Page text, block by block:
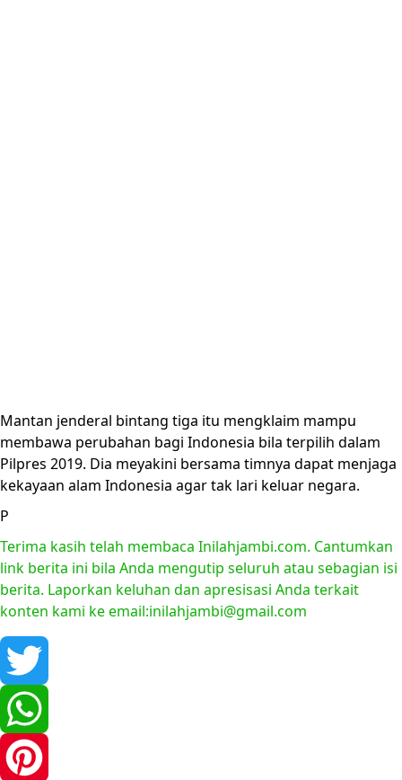
Mantan jenderal bintang tiga itu mengklaim mampu
membawa perubahan bagi Indonesia bila terpilih dalam
Pilpres 2019. Dia meyakini bersama timnya dapat menjaga
kekayaan alam Indonesia agar tak lari keluar negara.
P
Terima kasih telah membaca Inilahjambi.com. Cantumkan
link berita ini bila Anda mengutip seluruh atau sebagian isi
berita. Laporkan keluhan dan apresisasi Anda terkait
konten kami ke email:inilahjambi@gmail.com
Twitter
WhatsApp